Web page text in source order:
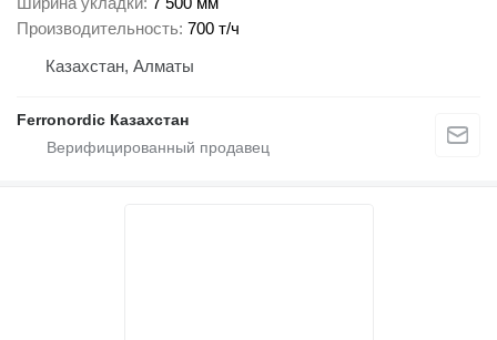
Производительность 700 т/ч
Казахстан, Алматы
Ferronordic Казахстан